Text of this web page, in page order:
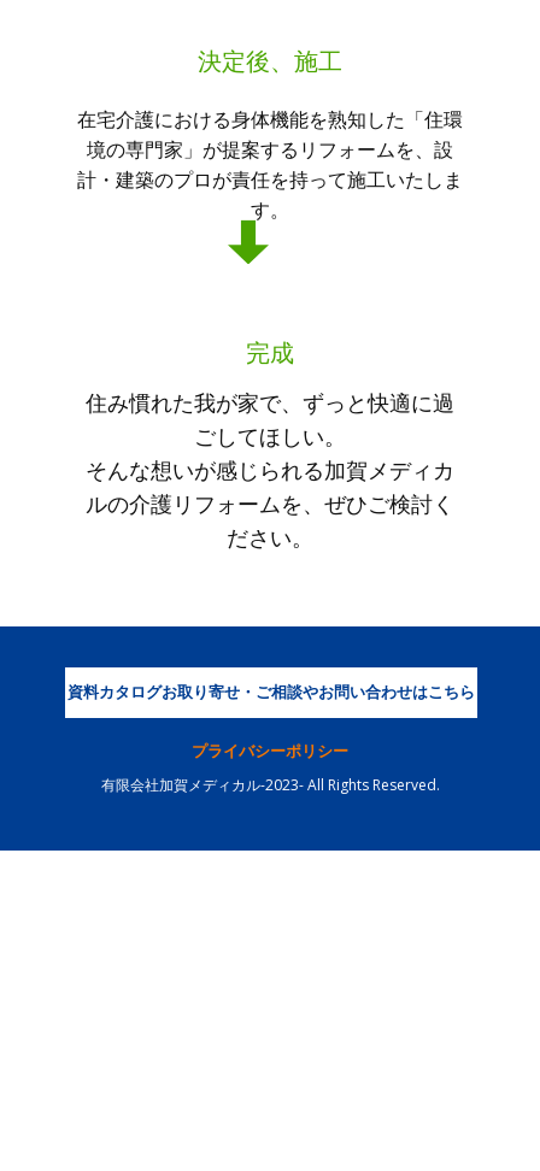
決定後、施工
在宅介護における身体機能を熟知した「住環
境の専門家」が提案するリフォームを、設
計・建築のプロが責任を持って施工いたしま
す。
完成
住み慣れた我が家で、ずっと快適に過
ごしてほしい。
そんな想いが感じられる加賀メディカ
ルの介護リフォームを、ぜひご検討く
ださい。
資料カタログお取り寄せ・ご相談やお問い合わせはこちら
プライバシーポリシー
有限会社加賀メディカル-2023- All Rights Reserved.